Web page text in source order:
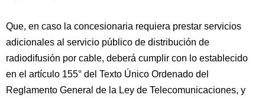
Que, en caso la concesionaria requiera prestar servicios
adicionales al servicio público de distribución de
radiodifusión por cable, deberá cumplir con lo establecido
en el artículo 155° del Texto Único Ordenado del
Reglamento General de la Ley de Telecomunicaciones, y